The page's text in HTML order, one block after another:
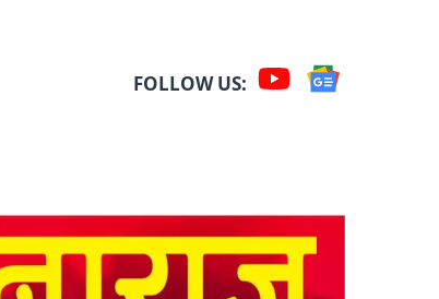
FOLLOW US: